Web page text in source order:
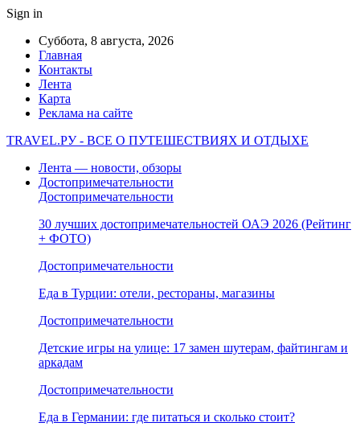
Sign in
Суббота, 8 августа, 2026
Главная
Контакты
Лента
Карта
Реклама на сайте
TRAVEL.РУ - ВСЕ О ПУТЕШЕСТВИЯХ И ОТДЫХЕ
Лента — новости, обзоры
Достопримечательности
Достопримечательности
30 лучших достопримечательностей ОАЭ 2026 (Рейтинг
+ ФОТО)
Достопримечательности
Еда в Турции: отели, рестораны, магазины
Достопримечательности
Детские игры на улице: 17 замен шутерам, файтингам и
аркадам
Достопримечательности
Еда в Германии: где питаться и сколько стоит?